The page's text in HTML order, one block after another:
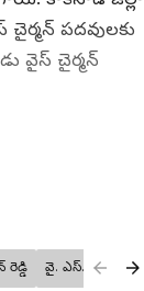
ప‌ద‌వుల‌కు
వైస్‌ చైర్మన్‌
వై. ఎస్. షర్మిల